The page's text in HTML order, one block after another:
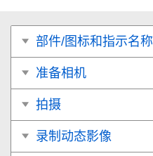
部件/图标和指示名称
准备相机
拍摄
录制动态影像